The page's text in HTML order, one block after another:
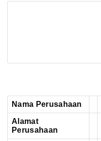
Nama Perusahaan
Alamat
Perusahaan